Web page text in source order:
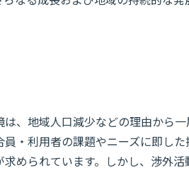
、地域人口減少などの理由から一
・利用者の課題やニーズに即し
められています。しかし、渉外